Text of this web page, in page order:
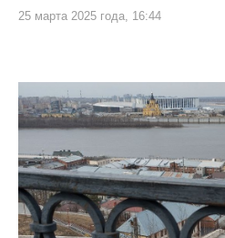
25 марта 2025 года, 16:44